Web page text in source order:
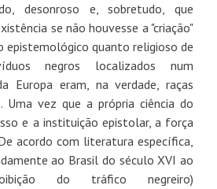
desonroso e, sobretudo, que
se não houvesse a "criação"
epistemológico quanto religioso de
negros localizados num
Europa eram, na verdade, raças
Uma vez que a própria ciência do
e a instituição epistolar, a força
acordo com literatura específica,
ao Brasil do século XVI ao
do tráfico negreiro)